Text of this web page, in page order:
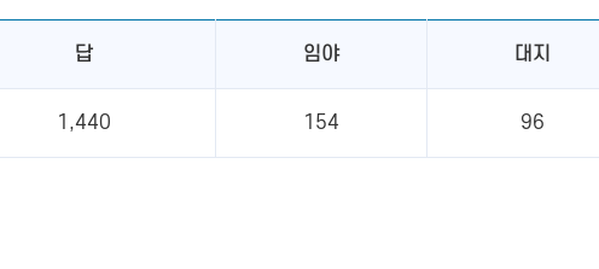
답 임야 대지
1,440 154 96